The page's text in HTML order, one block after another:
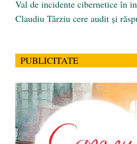
Val de incidente cibernetice în
Claudiu Târziu cere audit și
PUBLICITATE